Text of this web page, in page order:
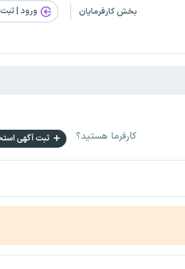
بخش کارفرمایان ورود |
کارفرما هستید؟ ثبت آگهی